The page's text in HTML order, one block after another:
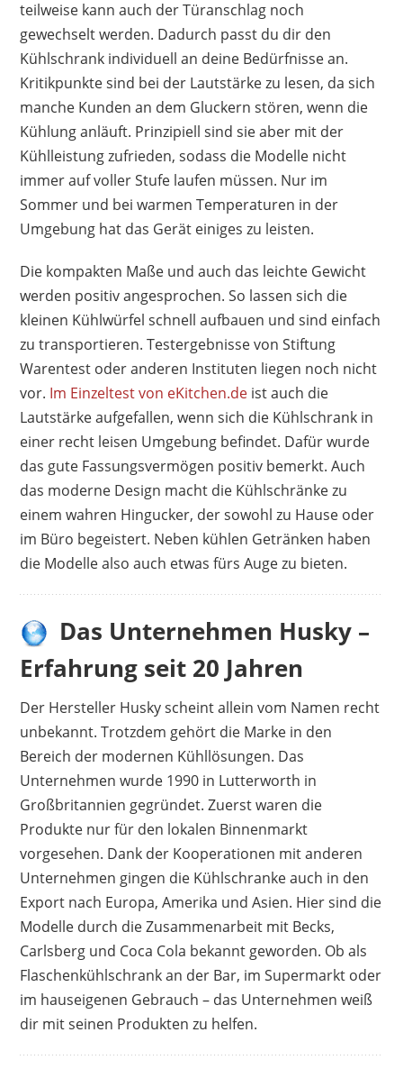
teilweise kann auch der Türanschlag noch
gewechselt werden. Dadurch passt du dir den
Kühlschrank individuell an deine Bedürfnisse an.
Kritikpunkte sind bei der Lautstärke zu lesen, da sich
manche Kunden an dem Gluckern stören, wenn die
Kühlung anläuft. Prinzipiell sind sie aber mit der
Kühlleistung zufrieden, sodass die Modelle nicht
immer auf voller Stufe laufen müssen. Nur im
Sommer und bei warmen Temperaturen in der
Umgebung hat das Gerät einiges zu leisten.
Die kompakten Maße und auch das leichte Gewicht
werden positiv angesprochen. So lassen sich die
kleinen Kühlwürfel schnell aufbauen und sind einfach
zu transportieren. Testergebnisse von Stiftung
Warentest oder anderen Instituten liegen noch nicht
vor. Im Einzeltest von eKitchen.de ist auch die
Lautstärke aufgefallen, wenn sich die Kühlschrank in
einer recht leisen Umgebung befindet. Dafür wurde
das gute Fassungsvermögen positiv bemerkt. Auch
das moderne Design macht die Kühlschränke zu
einem wahren Hingucker, der sowohl zu Hause oder
im Büro begeistert. Neben kühlen Getränken haben
die Modelle also auch etwas fürs Auge zu bieten.
Das Unternehmen Husky –
Erfahrung seit 20 Jahren
Der Hersteller Husky scheint allein vom Namen recht
unbekannt. Trotzdem gehört die Marke in den
Bereich der modernen Kühllösungen. Das
Unternehmen wurde 1990 in Lutterworth in
Großbritannien gegründet. Zuerst waren die
Produkte nur für den lokalen Binnenmarkt
vorgesehen. Dank der Kooperationen mit anderen
Unternehmen gingen die Kühlschranke auch in den
Export nach Europa, Amerika und Asien. Hier sind die
Modelle durch die Zusammenarbeit mit Becks,
Carlsberg und Coca Cola bekannt geworden. Ob als
Flaschenkühlschrank an der Bar, im Supermarkt oder
im hauseigenen Gebrauch – das Unternehmen weiß
dir mit seinen Produkten zu helfen.